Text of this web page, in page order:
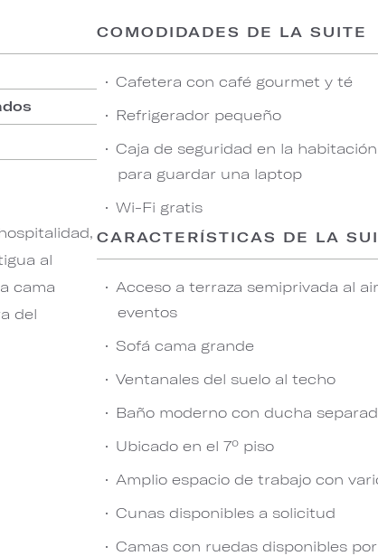
al
cama
del
COMODIDADES DE LA SUITE
Cafetera con café gourmet y té
Refrigerador pequeño
Caja de seguridad en la
para guardar una laptop
Wi-Fi gratis
CARACTERÍSTICAS DE LA
Acceso a terraza semiprivada al
eventos
Sofá cama grande
Ventanales del suelo al techo
Baño moderno con ducha
Ubicado en el 7º piso
Amplio espacio de trabajo con
Cunas disponibles a solicitud
Camas con ruedas disponibles